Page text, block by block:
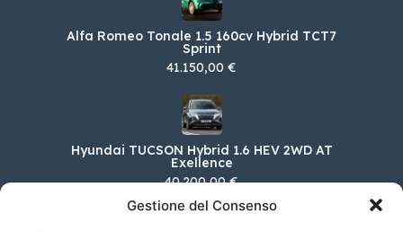
Gestione del Consenso
Alfa Romeo Tonale 1.5 160cv Hybrid TCT7
Sprint
41.150,00 €
Hyundai TUCSON Hybrid 1.6 HEV 2WD AT
Exellence
40.200,00 €